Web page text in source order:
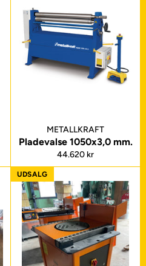
METALLKRAFT
Pladevalse 1050x3,0 mm.
Normalpris
44.620 kr
UDSALG